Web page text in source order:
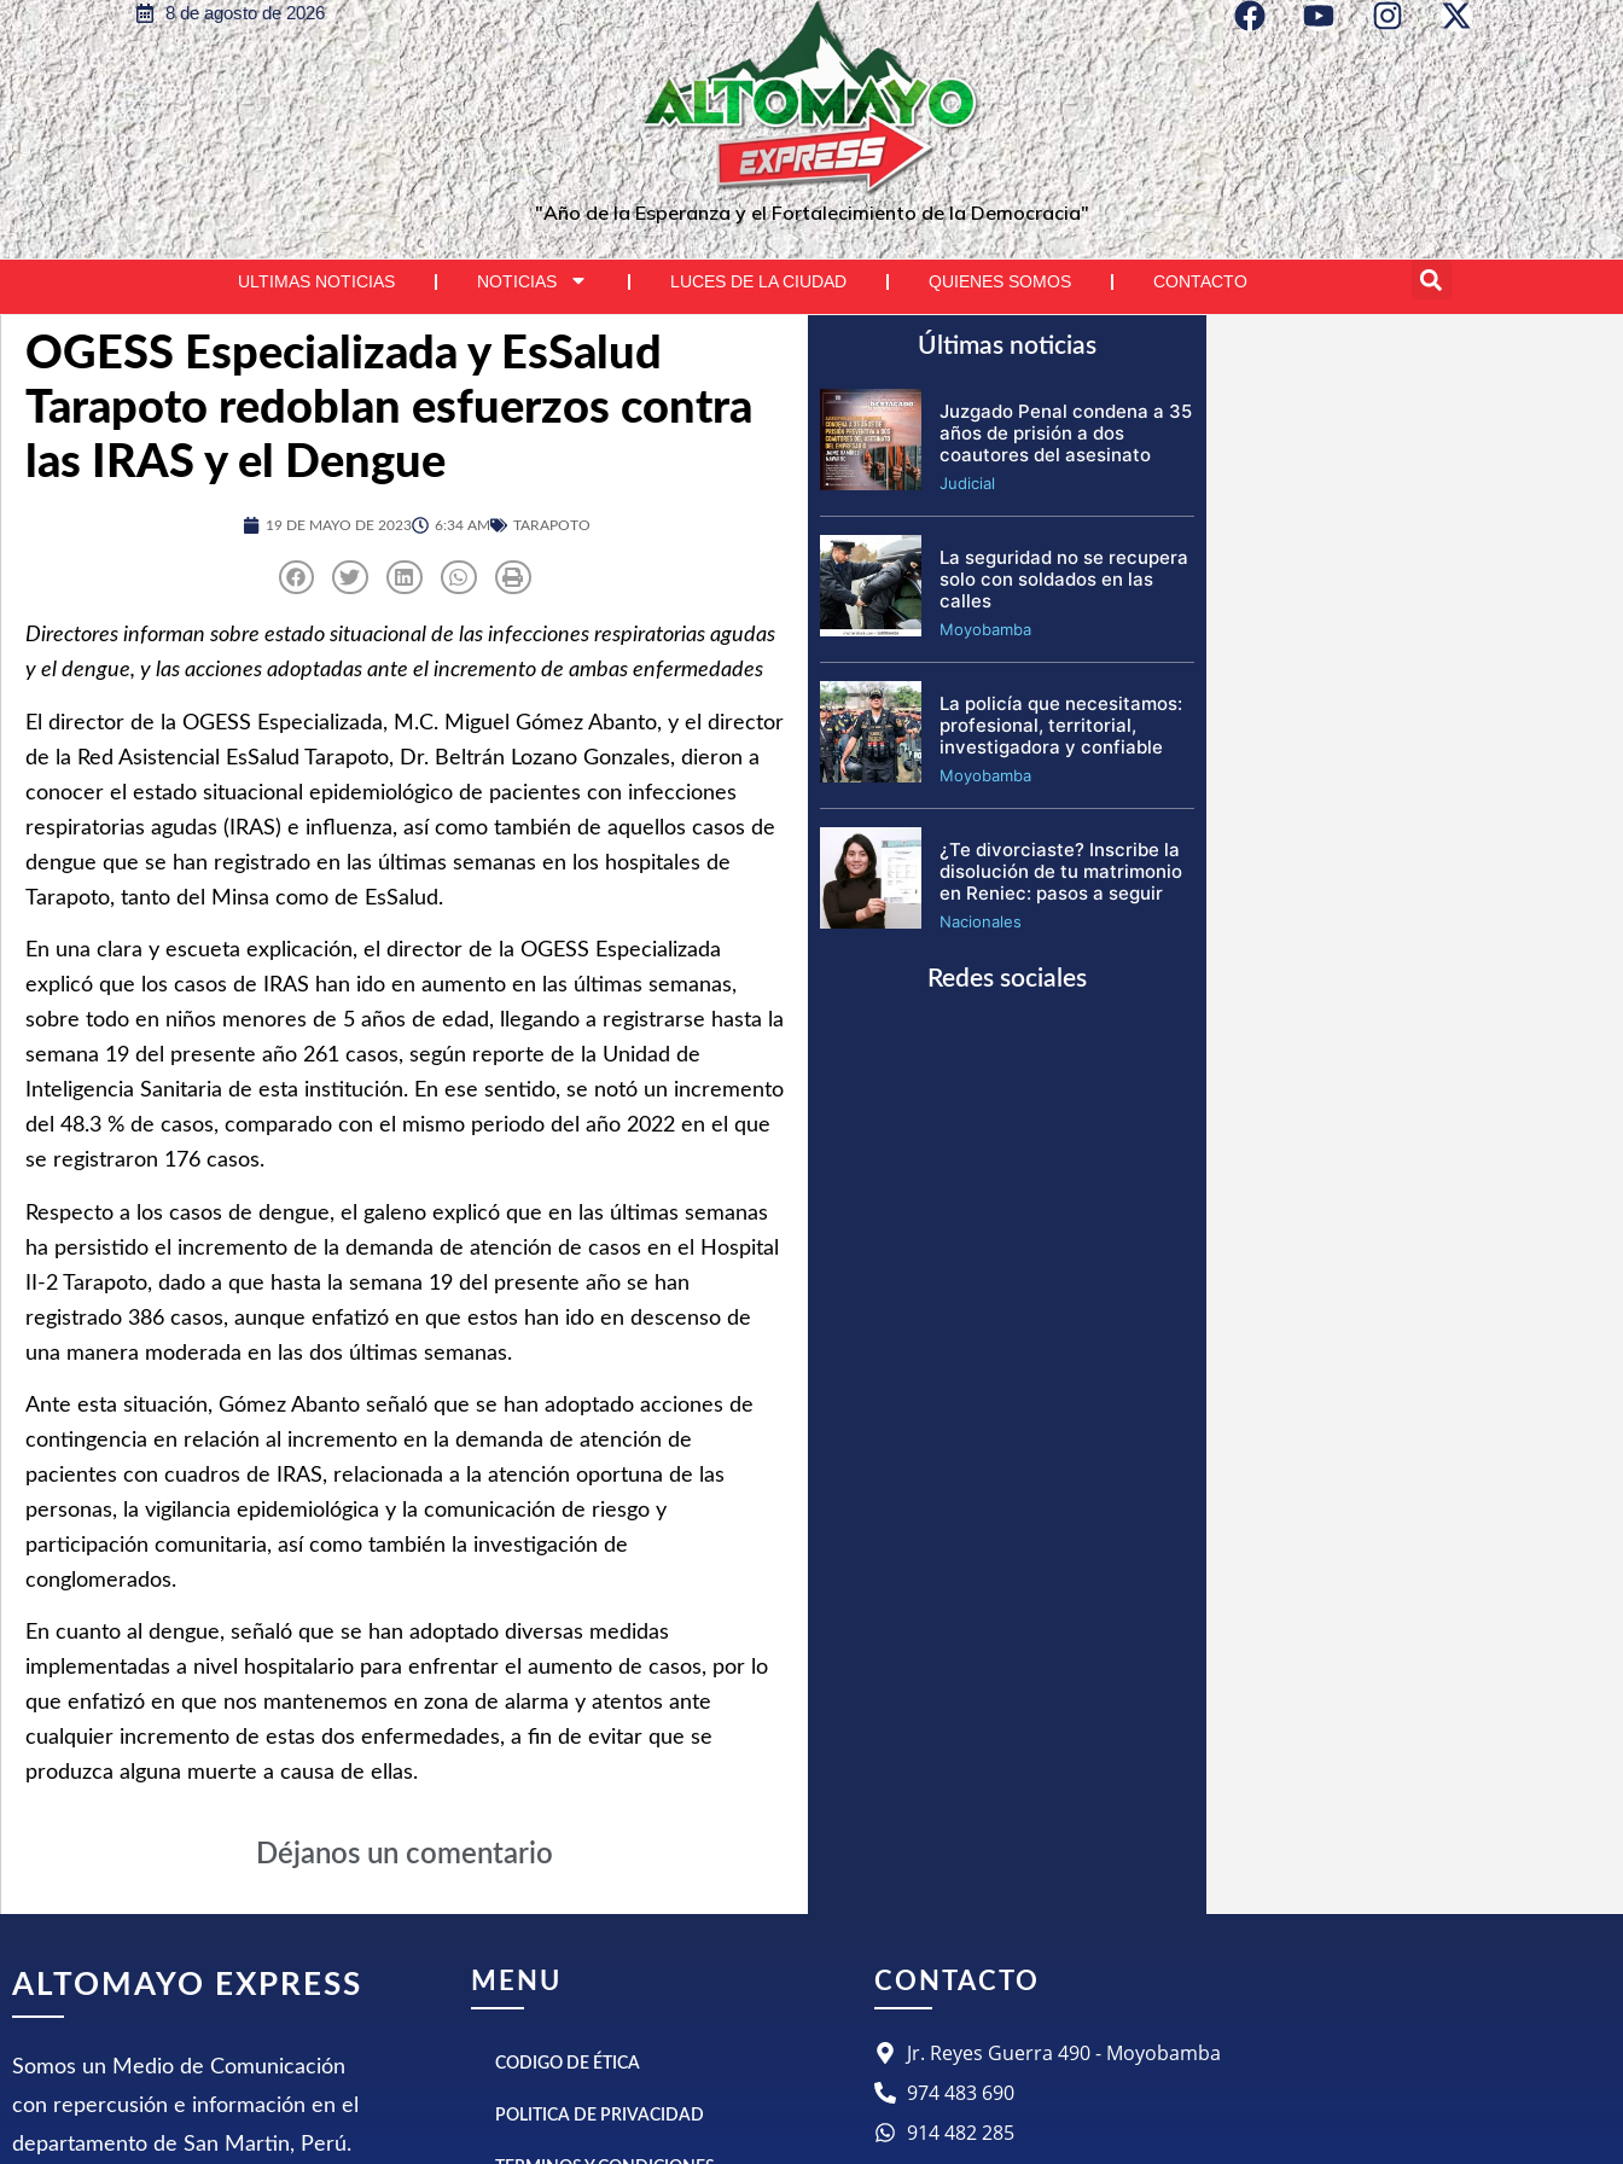
8 de agosto de 2026
"Año de la Esperanza y el Fortalecimiento de la Democracia"
ULTIMAS NOTICIAS NOTICIAS LUCES DE LA CIUDAD QUIENES SOMOS CONTACTO
OGESS Especializada y EsSalud
Tarapoto redoblan esfuerzos contra
las IRAS y el Dengue
19 DE MAYO DE 2023 6:34 AM TARAPOTO
Directores informan sobre estado situacional de las infecciones respiratorias agudas
y el dengue, y las acciones adoptadas ante el incremento de ambas enfermedades
El director de la OGESS Especializada, M.C. Miguel Gómez Abanto, y el director
de la Red Asistencial EsSalud Tarapoto, Dr. Beltrán Lozano Gonzales, dieron a
conocer el estado situacional epidemiológico de pacientes con infecciones
respiratorias agudas (IRAS) e influenza, así como también de aquellos casos de
dengue que se han registrado en las últimas semanas en los hospitales de
Tarapoto, tanto del Minsa como de EsSalud.
En una clara y escueta explicación, el director de la OGESS Especializada
explicó que los casos de IRAS han ido en aumento en las últimas semanas,
sobre todo en niños menores de 5 años de edad, llegando a registrarse hasta la
semana 19 del presente año 261 casos, según reporte de la Unidad de
Inteligencia Sanitaria de esta institución. En ese sentido, se notó un incremento
del 48.3 % de casos, comparado con el mismo periodo del año 2022 en el que
se registraron 176 casos.
Respecto a los casos de dengue, el galeno explicó que en las últimas semanas
ha persistido el incremento de la demanda de atención de casos en el Hospital
II-2 Tarapoto, dado a que hasta la semana 19 del presente año se han
registrado 386 casos, aunque enfatizó en que estos han ido en descenso de
una manera moderada en las dos últimas semanas.
Ante esta situación, Gómez Abanto señaló que se han adoptado acciones de
contingencia en relación al incremento en la demanda de atención de
pacientes con cuadros de IRAS, relacionada a la atención oportuna de las
personas, la vigilancia epidemiológica y la comunicación de riesgo y
participación comunitaria, así como también la investigación de
conglomerados.
En cuanto al dengue, señaló que se han adoptado diversas medidas
implementadas a nivel hospitalario para enfrentar el aumento de casos, por lo
que enfatizó en que nos mantenemos en zona de alarma y atentos ante
cualquier incremento de estas dos enfermedades, a fin de evitar que se
produzca alguna muerte a causa de ellas.
Déjanos un comentario
Últimas noticias
Juzgado Penal condena a 35
años de prisión a dos
coautores del asesinato
Judicial
La seguridad no se recupera
solo con soldados en las
calles
Moyobamba
La policía que necesitamos:
profesional, territorial,
investigadora y confiable
Moyobamba
¿Te divorciaste? Inscribe la
disolución de tu matrimonio
en Reniec: pasos a seguir
Nacionales
Redes sociales
ALTOMAYO EXPRESS
Somos un Medio de Comunicación
con repercusión e información en el
departamento de San Martin, Perú.
MENU
CODIGO DE ÉTICA
POLITICA DE PRIVACIDAD
CONTACTO
Jr. Reyes Guerra 490 - Moyobamba
974 483 690
914 482 285